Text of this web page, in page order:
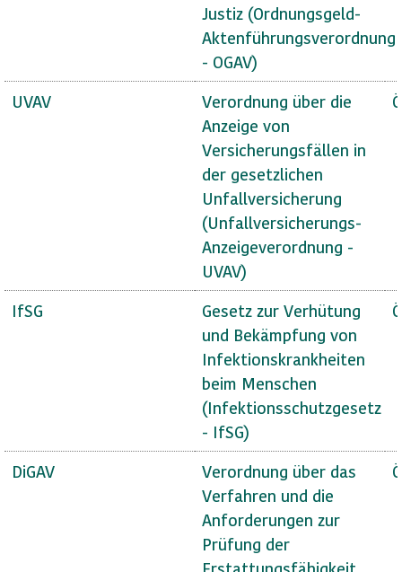
Justiz (Ordnungsgeld-
Aktenführungsverordnung
- OGAV)
UVAV
Verordnung über die
Anzeige von
Versicherungsfällen in
der gesetzlichen
Unfallversicherung
(Unfallversicherungs-
Anzeigeverordnung -
UVAV)
IfSG
Gesetz zur Verhütung
und Bekämpfung von
Infektionskrankheiten
beim Menschen
(Infektionsschutzgesetz
- IfSG)
DiGAV
Verordnung über das
Verfahren und die
Anforderungen zur
Prüfung der